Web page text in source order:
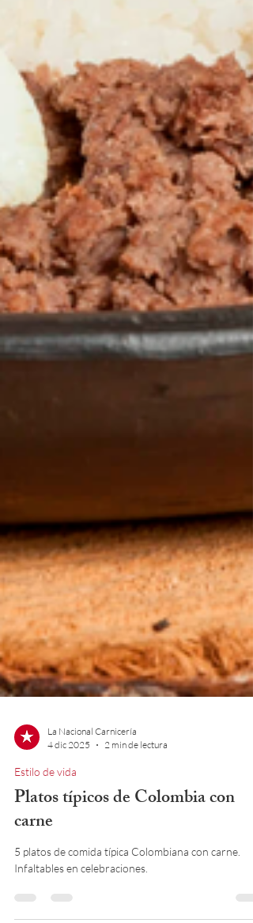
4 dic 2025
Estilo de vida
Platos típicos de Colombia con
carne
Infaltables en celebraciones.